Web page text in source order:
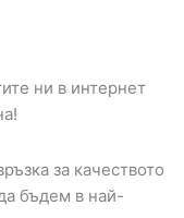
ни в интернет
за качеството
бъдем в най-